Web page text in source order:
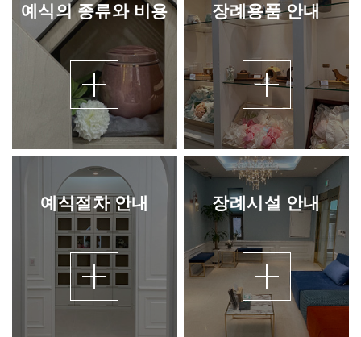
예식의 종류와 비용 장례용품 안내
예식절차 안내 장례시설 안내